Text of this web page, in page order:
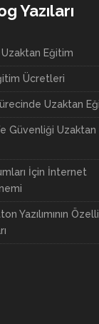
Yazıları
Eğitim
Ücretleri
Uzaktan
Güvenliği Uzaktan
İçin İnternet
Yazılımının